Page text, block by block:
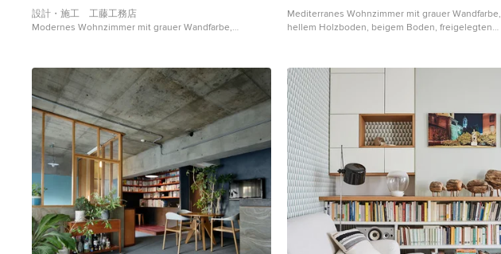
設計・施工 工藤工務店
Modernes Wohnzimmer mit grauer Wandfarbe,
Holzdecke in Sonstige
Mediterranes Wohnzimmer mit grauer Wandfarbe,
hellem Holzboden, beigem Boden, freigelegten